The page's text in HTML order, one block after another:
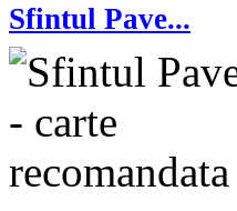
Sfintul Pave...